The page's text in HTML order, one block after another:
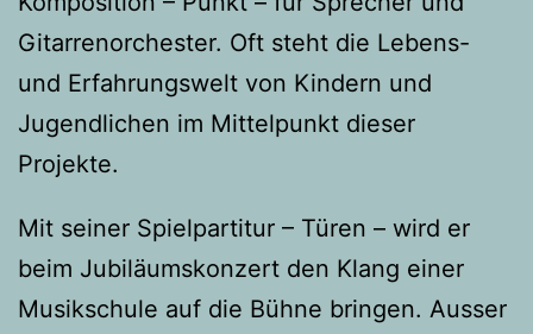
Gitarrenorchester. Oft steht die Lebens-
und Erfahrungswelt von Kindern und
Jugendlichen im Mittelpunkt dieser
Projekte.
Mit seiner Spielpartitur – Türen – wird er
beim Jubiläumskonzert den Klang einer
Musikschule auf die Bühne bringen. Ausser